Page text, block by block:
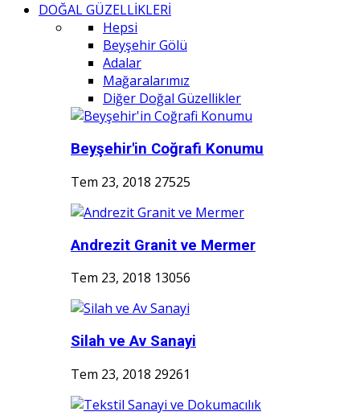
DOĞAL GÜZELLİKLERİ
Hepsi
Beyşehir Gölü
Adalar
Mağaralarımız
Diğer Doğal Güzellikler
Beyşehir'in Coğrafi Konumu
Tem 23, 2018 27525
Andrezit Granit ve Mermer
Tem 23, 2018 13056
Silah ve Av Sanayi
Tem 23, 2018 29261